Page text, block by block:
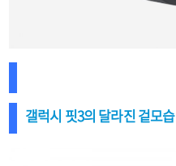
갤럭시 핏3의 달라진 겉모습